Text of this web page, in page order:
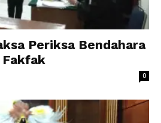
Periksa Bendahara
Fakfak
0